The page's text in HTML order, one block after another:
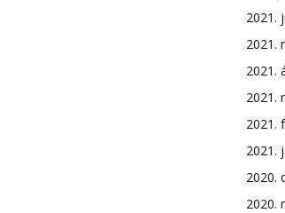
2021.
2021.
2021.
2021.
2021.
2021.
2020.
2020.